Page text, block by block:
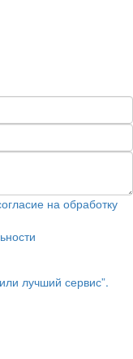
на обработку
лучший сервис”.